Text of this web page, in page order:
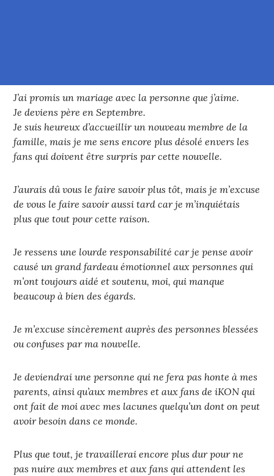
J’ai promis un mariage avec la personne que j’aime.
Je deviens père en Septembre.
Je suis heureux d’accueillir un nouveau membre de la
famille, mais je me sens encore plus désolé envers les
fans qui doivent être surpris par cette nouvelle.
J’aurais dû vous le faire savoir plus tôt, mais je m’excuse
de vous le faire savoir aussi tard car je m’inquiétais
plus que tout pour cette raison.
Je ressens une lourde responsabilité car je pense avoir
causé un grand fardeau émotionnel aux personnes qui
m’ont toujours aidé et soutenu, moi, qui manque
beaucoup à bien des égards.
Je m’excuse sincèrement auprès des personnes blessées
ou confuses par ma nouvelle.
Je deviendrai une personne qui ne fera pas honte à mes
parents, ainsi qu’aux membres et aux fans de iKON qui
ont fait de moi avec mes lacunes quelqu’un dont on peut
avoir besoin dans ce monde.
Plus que tout, je travaillerai encore plus dur pour ne
pas nuire aux membres et aux fans qui attendent les